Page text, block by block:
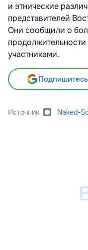
и этнические
представителей
Они сообщили о
участниками.
Источник Naked-